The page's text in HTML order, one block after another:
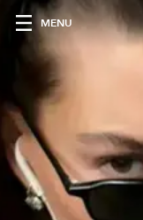
MENU